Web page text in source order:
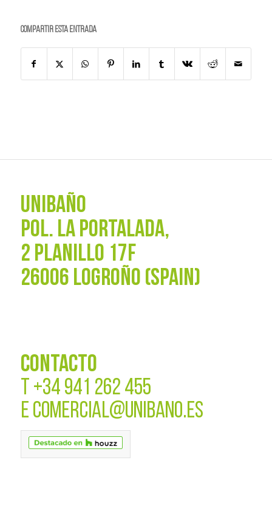
Compartir esta entrada
UNIBAÑO
POL. La Portalada,
2 PLANILLO 17F
26006 LOGROÑO (SPAIN)
CONTACTO
T +34 941 262 455
E COMERCIAL@UNIBANO.ES